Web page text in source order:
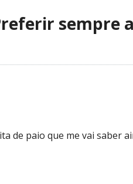
sempre
de paio que me vai saber